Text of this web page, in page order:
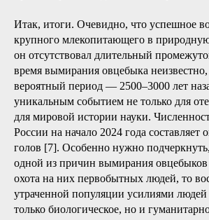
Итак, итоги. Очевидно, что успешное
крупного млекопитающего в природную
он отсутствовал длительный
время вымирания овцебыка
вероятный период — 2500–3000 лет
уникальным событием не только для
для мировой истории науки.
России на начало 2024 года составляет
голов [7]. Особенно нужно
одной из причин вымирания овцебыков
охота на них первобытных людей, то
утраченной популяции усилиями
только биологическое, но и